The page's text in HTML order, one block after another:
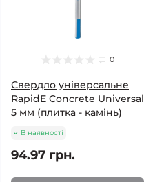
0
Свердло універсальне
RapidE Concrete Universal
5 мм (плитка - камінь)
В наявності
94.97 грн.